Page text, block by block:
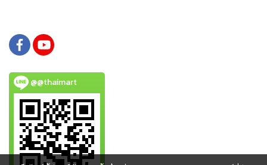
@@thaimart